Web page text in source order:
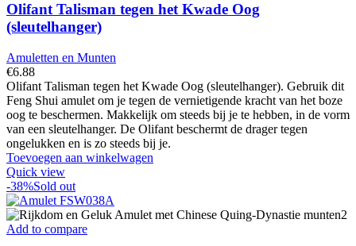
Olifant Talisman tegen het Kwade Oog
(sleutelhanger)
Amuletten en Munten
€6.88
Olifant Talisman tegen het Kwade Oog (sleutelhanger). Gebruik dit
Feng Shui amulet om je tegen de vernietigende kracht van het boze
oog te beschermen. Makkelijk om steeds bij je te hebben, in de vorm
van een sleutelhanger. De Olifant beschermt de drager tegen
ongelukken en is zo steeds bij je.
Toevoegen aan winkelwagen
Quick view
-38%Sold out
Add to compare